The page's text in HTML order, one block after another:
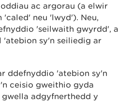
ac argorau (a elwir
neu 'lwyd'). Neu,
'seilwaith gwyrdd', a
sy'n seiliedig ar
ddefnyddio 'atebion sy'n
ceisio gweithio gyda
adgyfnerthedd y